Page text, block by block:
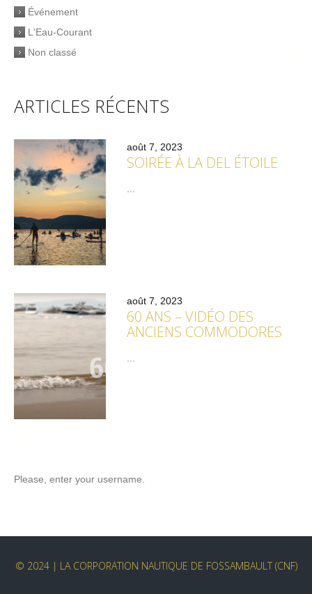
Événement
L'Eau-Courant
Non classé
ARTICLES RÉCENTS
août 7, 2023
SOIRÉE À LA DEL ÉTOILE
août 7, 2023
60 ANS – VIDÉO DES
ANCIENS COMMODORES
Please, enter your username.
© 2024 | LA CORPORATION NAUTIQUE DE FOSSAMBAULT (CNF)